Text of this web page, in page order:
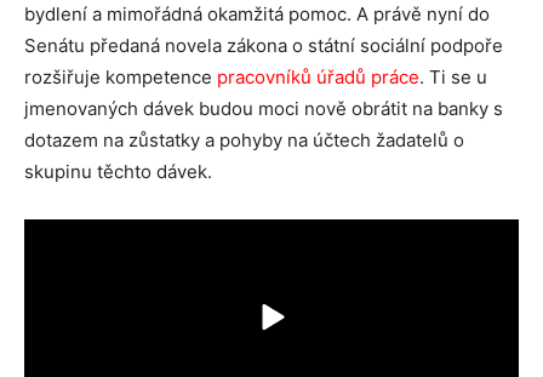
bydlení a mimořádná okamžitá pomoc. A právě nyní do
Senátu předaná novela zákona o státní sociální podpoře
rozšiřuje kompetence pracovníků úřadů práce. Ti se u
jmenovaných dávek budou moci nově obrátit na banky s
dotazem na zůstatky a pohyby na účtech žadatelů o
skupinu těchto dávek.